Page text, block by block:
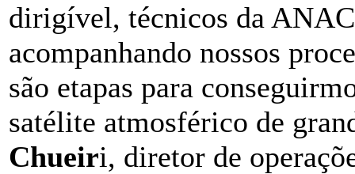
dirigível, técnicos da
acompanhando nossos
são etapas para
satélite atmosférico de
Chueiri, diretor de